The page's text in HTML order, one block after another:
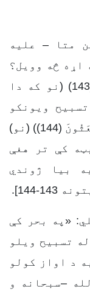
متا – علیه
اړه څه وویل؟
(فَلَوْلَا أَنَّهُ كَانَ مِنَ الْمُسَبِّحِينَ (143) (نو كه دا
ویونكو
څخه و. لَلَبِثَ فِي بَطْنِهِ إِلَىٰ يَوْمِ يُبْعَثُونَ (144)) (نو)
كې تر هغې
بیا ژوندي
144].
«په بحر کې
تسبیح ویلو
د اواز کولو
–سبحانه و